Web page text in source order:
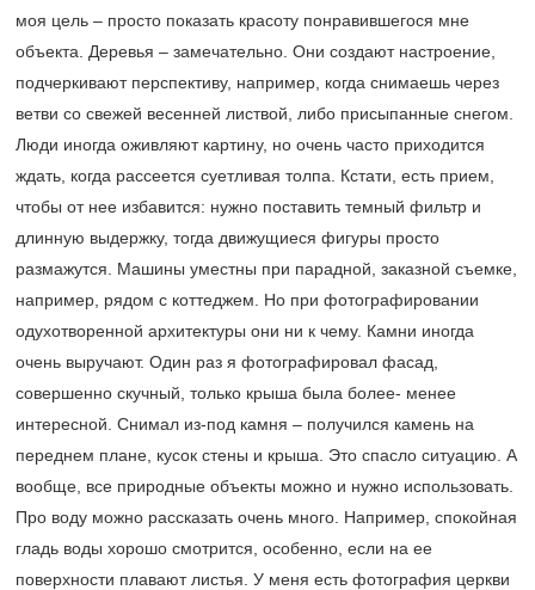
моя цель – просто показать красоту понравившегося мне
объекта. Деревья – замечательно. Они создают настроение,
подчеркивают перспективу, например, когда снимаешь через
ветви со свежей весенней листвой, либо присыпанные снегом.
Люди иногда оживляют картину, но очень часто приходится
ждать, когда рассеется суетливая толпа. Кстати, есть прием,
чтобы от нее избавится: нужно поставить темный фильтр и
длинную выдержку, тогда движущиеся фигуры просто
размажутся. Машины уместны при парадной, заказной съемке,
например, рядом с коттеджем. Но при фотографировании
одухотворенной архитектуры они ни к чему. Камни иногда
очень выручают. Один раз я фотографировал фасад,
совершенно скучный, только крыша была более- менее
интересной. Снимал из-под камня – получился камень на
переднем плане, кусок стены и крыша. Это спасло ситуацию. А
вообще, все природные объекты можно и нужно использовать.
Про воду можно рассказать очень много. Например, спокойная
гладь воды хорошо смотрится, особенно, если на ее
поверхности плавают листья. У меня есть фотография церкви